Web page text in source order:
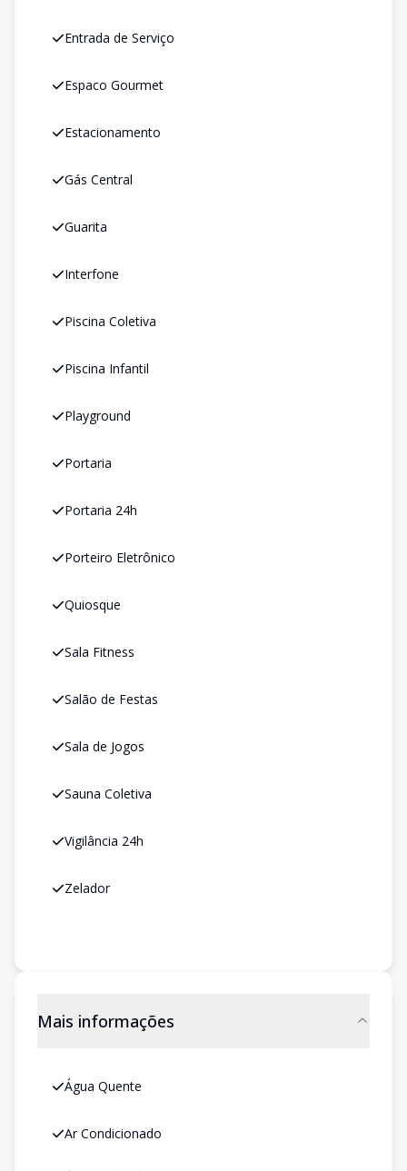
Entrada de Serviço
Espaco Gourmet
Estacionamento
Gás Central
Guarita
Interfone
Piscina Coletiva
Piscina Infantil
Playground
Portaria
Portaria 24h
Porteiro Eletrônico
Quiosque
Sala Fitness
Salão de Festas
Sala de Jogos
Sauna Coletiva
Vigilância 24h
Zelador
Mais informações
Água Quente
Ar Condicionado